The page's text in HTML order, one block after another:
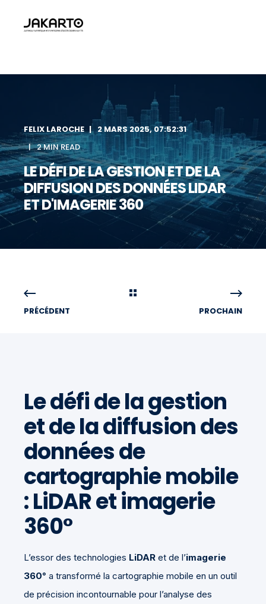
FELIX LAROCHE
2 MARS 2025, 07:52:31
2 MIN READ
LE DÉFI DE LA GESTION ET DE LA
DIFFUSION DES DONNÉES LIDAR
ET D'IMAGERIE 360
PRÉCÉDENT PROCHAIN
Le défi de la gestion
et de la diffusion des
données de
cartographie mobile
: LiDAR et imagerie
360°
L’essor des technologies LiDAR et de l’imagerie
360° a transformé la cartographie mobile en un outil
de précision incontournable pour l’analyse des